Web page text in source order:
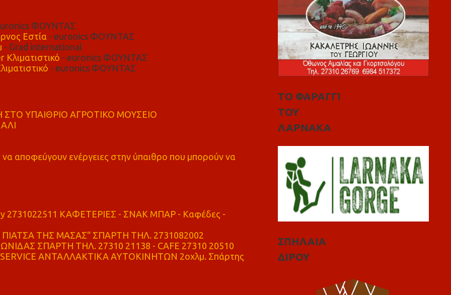
ΦΟΥΝΤΑΣ
Εστία - euronics ΦΟΥΝΤΑΣ
- Grad international
- euronics ΦΟΥΝΤΑΣ
- euronics ΦΟΥΝΤΑΣ
ΥΠΑΙΘΡΙΟ ΑΓΡΟΤΙΚΟ ΜΟΥΣΕΙΟ
αποφεύγουν ενέργειες στην ύπαιθρο που μπορούν να
2731022511 ΚΑΦΕΤΕΡΙΕΣ - ΣΝΑΚ ΜΠΑΡ - Καφέδες -
ΤΗΣ ΜΑΣΑΣ" ΣΠΑΡΤΗ ΤΗΛ. 2731082002
ΣΠΑΡΤΗ ΤΗΛ. 27310 21138 - CAFE 27310 20510
ΑΝΤΑΛΛΑΚΤΙΚΑ ΑΥΤΟΚΙΝΗΤΩΝ 2οχλμ. Σπάρτης
ΤΟ ΦΑΡΑΓΓΙ
ΤΟΥ
ΛΑΡΝΑΚΑ
ΣΠΗΛΑΙΑ
ΔΙΡΟΥ